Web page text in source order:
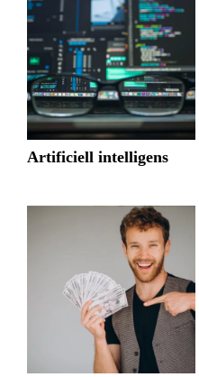
Artificiell intelligens